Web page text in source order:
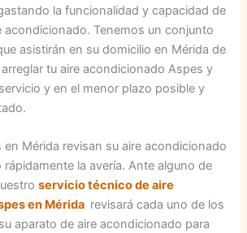
la funcionalidad y capacidad de
acondicionado. Tenemos un conjunto
asistirán en su domicilio en Mérida de
tu aire acondicionado Aspes y
y en el menor plazo posible y
Mérida revisan su aire acondicionado
la avería. Ante alguno de
servicio técnico de aire
en Mérida revisará cada uno de los
aparato de aire acondicionado para